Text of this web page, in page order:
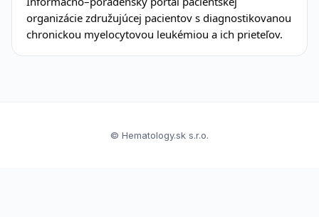
organizácie združujúcej pacientov s diagnostikovanou
chronickou myelocytovou leukémiou a ich prieteľov.
© Hematology.sk s.r.o.